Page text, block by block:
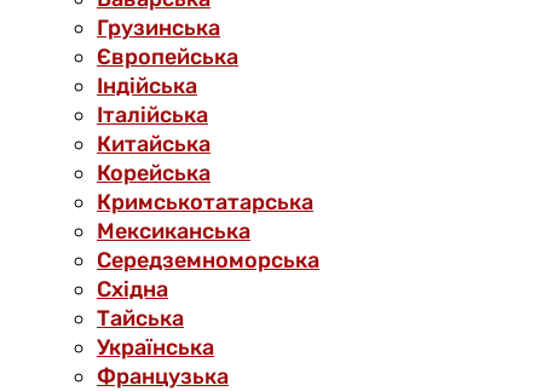
Грузинська
Європейська
Індійська
Італійська
Китайська
Корейська
Кримськотатарська
Мексиканська
Середземноморська
Східна
Тайська
Українська
Французька